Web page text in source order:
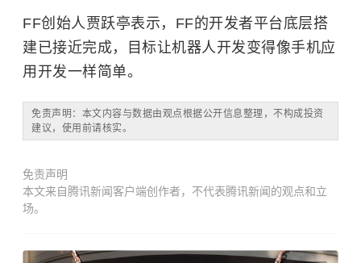
FF创始人贾跃亭表示，FF的开发者平台底层搭
建已接近完成，目标让机器人开发变得像手机应
用开发一样简单。
免责声明：本文内容与数据由观点根据公开信息整理，不构成投资
建议，使用前请核实。
免责声明
本文来自腾讯新闻客户端创作者，不代表腾讯新闻的观点和立
场。